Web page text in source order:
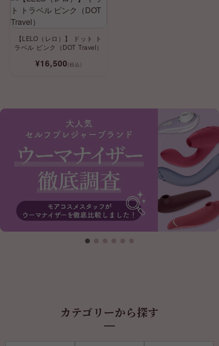
【LELO（レロ）】 ドット ト
ラベル ピンク（DOT Travel）
¥16,500(税込)
カテゴリーから探す